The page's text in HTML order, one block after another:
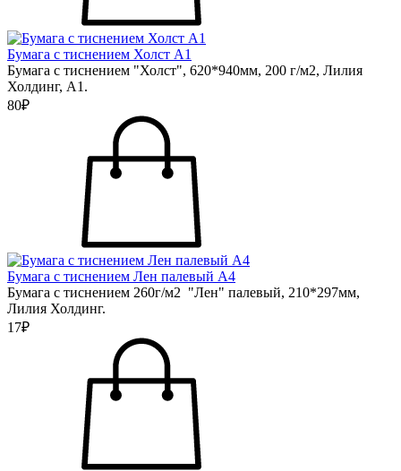
Бумага с тиснением Холст А1
Бумага с тиснением "Холст", 620*940мм, 200 г/м2, Лилия
Холдинг, А1.
80₽
Бумага с тиснением Лен палевый А4
Бумага с тиснением 260г/м2 "Лен" палевый, 210*297мм,
Лилия Холдинг.
17₽